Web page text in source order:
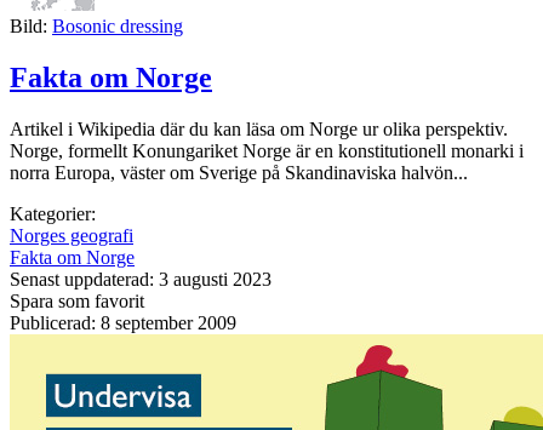
Bild: Bosonic dressing
Fakta om Norge
Artikel i Wikipedia där du kan läsa om Norge ur olika perspektiv.
Norge, formellt Konungariket Norge är en konstitutionell monarki i
norra Europa, väster om Sverige på Skandinaviska halvön...
Kategorier:
Norges geografi
Fakta om Norge
Senast uppdaterad: 3 augusti 2023
Spara som favorit
Publicerad: 8 september 2009